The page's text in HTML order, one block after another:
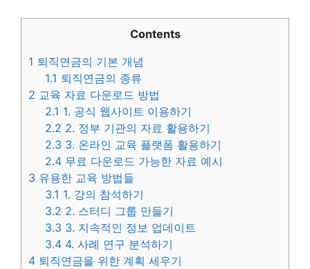
Contents
1 퇴직연금의 기본 개념
1.1 퇴직연금의 종류
2 교육 자료 다운로드 방법
2.1 1. 공식 웹사이트 이용하기
2.2 2. 정부 기관의 자료 활용하기
2.3 3. 온라인 교육 플랫폼 활용하기
2.4 무료 다운로드 가능한 자료 예시
3 유용한 교육 방법들
3.1 1. 강의 참석하기
3.2 2. 스터디 그룹 만들기
3.3 3. 지속적인 정보 업데이트
3.4 4. 사례 연구 분석하기
4 퇴직연금을 위한 계획 세우기